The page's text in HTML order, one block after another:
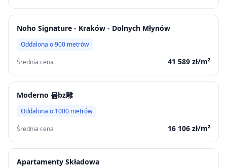
Noho Signature - Kraków - Dolnych Młynów
Oddalona o900 metrów
Średnia cena 41 589 zł/m²
Moderno 믎bz雕
Oddalona o 1000 metrów
Średnia cena 16 106 zł/m²
Apartamenty Składowa